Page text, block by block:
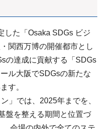
た「Osaka SDGs ビジ
関西万博の開催都市とし
の達成に貢献する「SDGs
ル大阪でSDGsの新たな
す。
」では、2025年までを、
盤を整える期間と位置づ